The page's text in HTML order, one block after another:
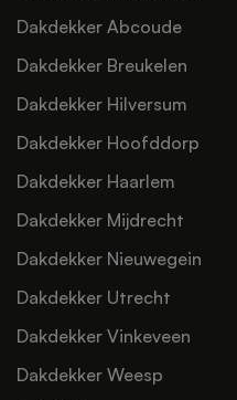
Dakdekker Abcoude
Dakdekker Breukelen
Dakdekker Hilversum
Dakdekker Hoofddorp
Dakdekker Haarlem
Dakdekker Mijdrecht
Dakdekker Nieuwegein
Dakdekker Utrecht
Dakdekker Vinkeveen
Dakdekker Weesp